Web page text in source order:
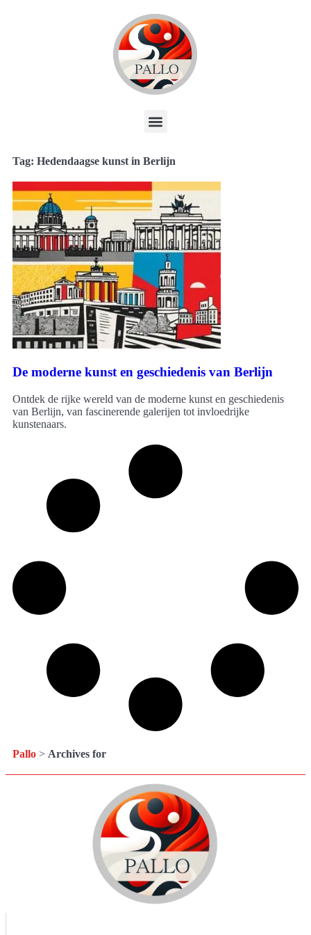
Tag: Hedendaagse kunst in Berlijn
De moderne kunst en geschiedenis van Berlijn
Ontdek de rijke wereld van de moderne kunst en geschiedenis
van Berlijn, van fascinerende galerijen tot invloedrijke
kunstenaars.
Pallo > Archives for